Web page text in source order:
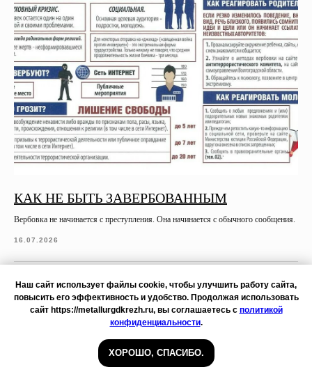
Наш сайт использует файлы cookie, чтобы улучшить работу сайта,
повысить его эффективность и удобство. Продолжая использовать
сайт https://metallurgdkrezh.ru, вы соглашаетесь с политикой
конфиденциальности.
ХОРОШО, СПАСИБО.
КАК НЕ БЫТЬ ЗАВЕРБОВАННЫМ
Вербовка не начинается с преступления. Она начинается с обычного сообщения.
16.07.2026